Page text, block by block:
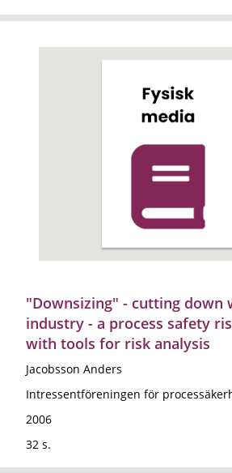
"Downsizing" - cutting down
industry - a process safety
with tools for risk analysis
Jacobsson Anders
Intressentföreningen för
2006
32 s.